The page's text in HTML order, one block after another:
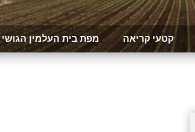
קטעי קריאה מפת בית העלמין הגושי